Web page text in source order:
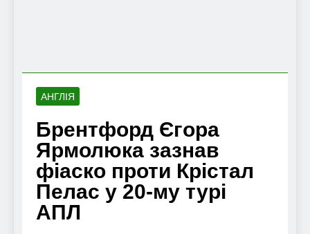
АНГЛІЯ
Брентфорд Єгора
Ярмолюка зазнав
фіаско проти Крістал
Пелас у 20-му турі
АПЛ